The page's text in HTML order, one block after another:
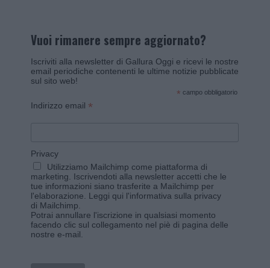
Vuoi rimanere sempre aggiornato?
Iscriviti alla newsletter di Gallura Oggi e ricevi le nostre
email periodiche contenenti le ultime notizie pubblicate
sul sito web!
* campo obbligatorio
Indirizzo email *
Privacy
Utilizziamo Mailchimp come piattaforma di
marketing. Iscrivendoti alla newsletter accetti che le
tue informazioni siano trasferite a Mailchimp per
l'elaborazione. Leggi qui l'informativa sulla privacy
di Mailchimp
Potrai annullare l'iscrizione in qualsiasi momento
facendo clic sul collegamento nel piè di pagina delle
nostre e-mail.